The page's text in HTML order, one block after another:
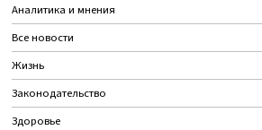
Аналитика и мнения
Все новости
Жизнь
Законодательство
Здоровье